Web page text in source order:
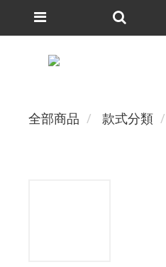
全部商品 款式分類